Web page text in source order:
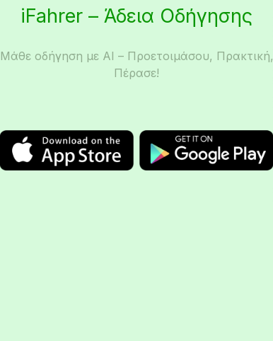
iFahrer – Άδεια Οδήγησης
Μάθε οδήγηση με AI – Προετοιμάσου, Πρακτική,
Πέρασε!